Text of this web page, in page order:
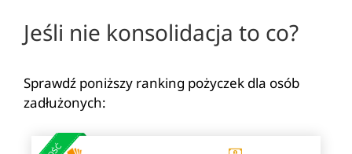
Jeśli nie konsolidacja to co?
Sprawdź poniższy ranking pożyczek dla osób
zadłużonych: